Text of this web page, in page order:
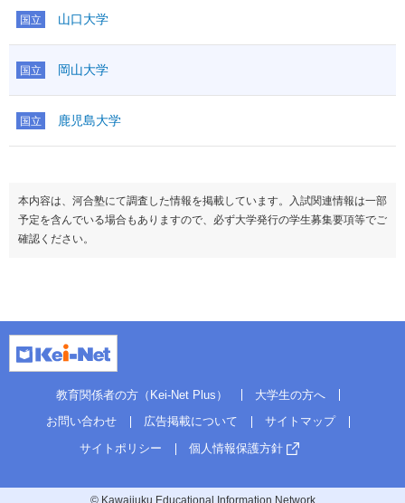
国立 山口大学
国立 岡山大学
国立 鹿児島大学
本内容は、河合塾にて調査した情報を掲載しています。入試関連情報は一部
予定を含んでいる場合もありますので、必ず大学発行の学生募集要項等でご
確認ください。
教育関係者の方（Kei-Net Plus）
大学生の方へ
お問い合わせ
広告掲載について
サイトマップ
サイトポリシー
個人情報保護方針
© Kawaijuku Educational Information Network